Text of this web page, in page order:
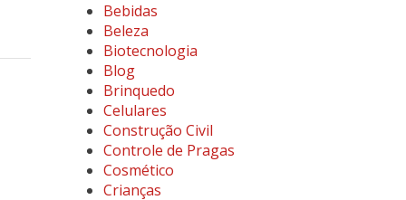
Bebidas
Beleza
Biotecnologia
Blog
Brinquedo
Celulares
Construção Civil
Controle de Pragas
Cosmético
Crianças